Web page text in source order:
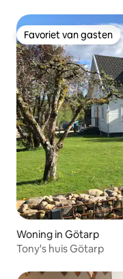
Favoriet van gasten
Favoriet van gasten
Woning in Götarp
Tony's huis Götarp